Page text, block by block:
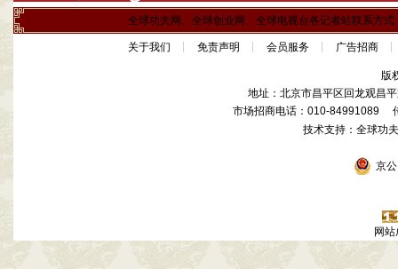
全球功夫网、全球创业网、全球电视台各记者站联系方式
关于我们 免责声明 会员服务 广告招商
版
地址：北京市昌平区回龙观昌
市场招商电话：010-84991089
技术支持：全球
京公
网